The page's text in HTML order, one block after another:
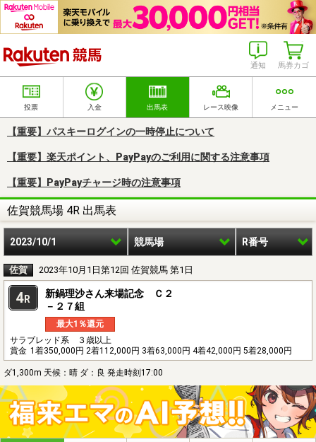
馬券カゴ
通知
投票 入金 出馬表 レース映像 メニュー
【重要】パスキーログインの一時停止について
【重要】楽天ポイント、PayPayのご利用に関する注意事項
【重要】PayPayチャージ時の注意事項
佐賀競馬場 4R 出馬表
2023/10/1 競馬場 R番号
佐賀 2023年10月1日第12回 佐賀競馬 第1日
4R
新鍋理沙さん来場記念 Ｃ２
－２７組
最大1％還元
サラブレッド系 ３歳以上
賞金 1着350,000円 2着112,000円 3着63,000円 4着42,000円 5着28,000円
ダ1,300m 天候：晴 ダ：良 発走時刻17:00